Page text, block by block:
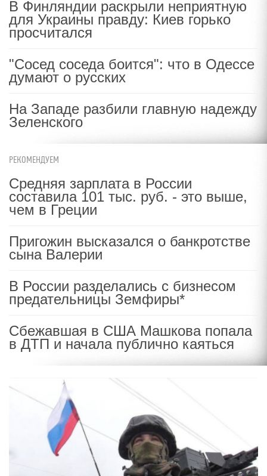
В Финляндии раскрыли неприятную
для Украины правду: Киев горько
просчитался
"Сосед соседа боится": что в Одессе
думают о русских
На Западе разбили главную надежду
Зеленского
РЕКОМЕНДУЕМ
Средняя зарплата в России
составила 101 тыс. руб. - это выше,
чем в Греции
Пригожин высказался о банкротстве
сына Валерии
В России разделались с бизнесом
предательницы Земфиры*
Сбежавшая в США Машкова попала
в ДТП и начала публично каяться